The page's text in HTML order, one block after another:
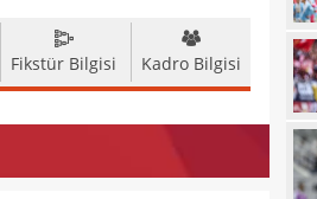
Fikstür Bilgisi Kadro Bilgisi